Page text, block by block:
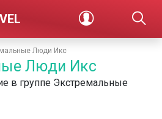
Люди Икс
Люди Икс
в группе Экстремальные